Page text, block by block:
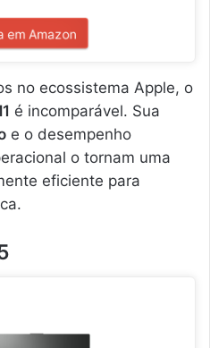
em Amazon
no ecossistema Apple, o
é incomparável. Sua
e o desempenho
o tornam uma
eficiente para